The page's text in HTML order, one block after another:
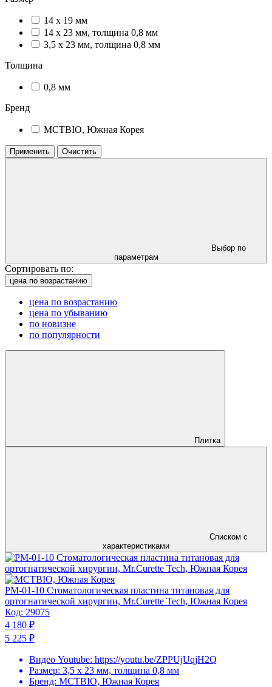
14 х 19 мм
14 х 23 мм, толщина 0,8 мм
3,5 х 23 мм, толщина 0,8 мм
Толщина
0,8 мм
Бренд
MCTBIO, Южная Корея
Применить Очистить
Выбор по
параметрам
Сортировать по:
цена по возрастанию
цена по возрастанию
цена по убыванию
по новизне
по популярности
Плитка
Списком с
характеристиками
PM-01-10 Стоматологическая пластина титановая для
ортогнатической хирургии, Mr.Curette Tech, Южная Корея
Код: 29075
4 180 ₽
5 225 ₽
Видео Youtube: https://youtu.be/ZPPUjUqjH2Q
Размер: 3,5 х 23 мм, толщина 0,8 мм
Бренд: MCTBIO, Южная Корея